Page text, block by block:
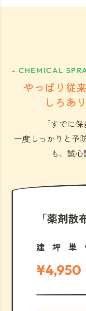
- CHEMICAL
やっぱり従
しろあ
「すでに
一度しっかりと予
も、誠心
「薬剤散
建坪
¥4,950